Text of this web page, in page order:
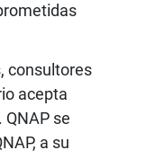
consultores
acepta
se
a su